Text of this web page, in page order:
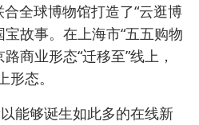
全球博物馆打造了“云逛博
故事。在上海市“五五购物
商业形态“迁移至”线上，
形态。
够诞生如此多的在线新